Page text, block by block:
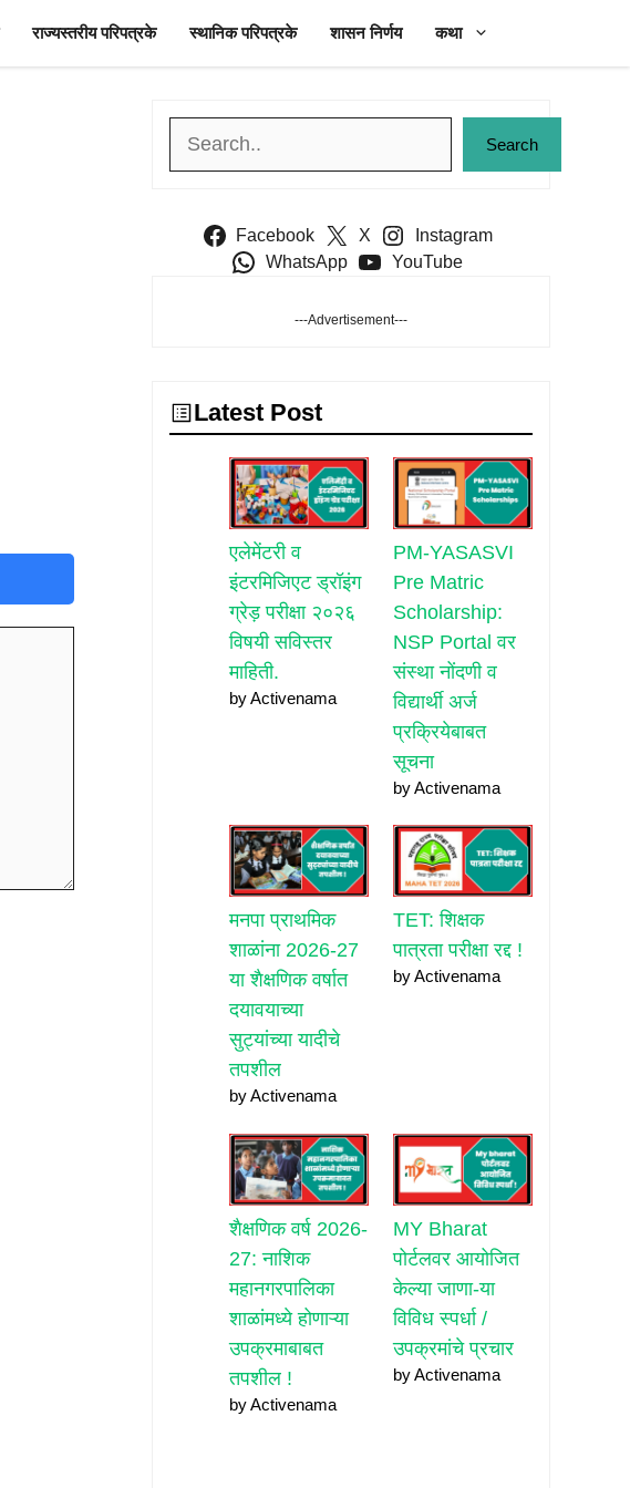
राज्यस्तरीय परिपत्रके स्थानिक परिपत्रके शासन निर्णय कथा
Search
Facebook X
Instagram
WhatsApp
YouTube
---Advertisement---
Latest Post
एलेमेंटरी व
इंटरमिजिएट ड्रॉइंग
ग्रेड़ परीक्षा २०२६
विषयी सविस्तर
माहिती.
by Activenama
PM-YASASVI
Pre Matric
Scholarship:
NSP Portal वर
संस्था नोंदणी व
विद्यार्थी अर्ज
प्रक्रियेबाबत
सूचना
by Activenama
मनपा प्राथमिक
शाळांना 2026-27
या शैक्षणिक वर्षात
दयावयाच्या
सुट्यांच्या यादीचे
तपशील
by Activenama
TET: शिक्षक
पात्रता परीक्षा रद्द !
by Activenama
शैक्षणिक वर्ष 2026-
27: नाशिक
महानगरपालिका
शाळांमध्ये होणाऱ्या
उपक्रमाबाबत
तपशील !
by Activenama
MY Bharat
पोर्टलवर आयोजित
केल्या जाणा-या
विविध स्पर्धा /
उपक्रमांचे प्रचार
by Activenama